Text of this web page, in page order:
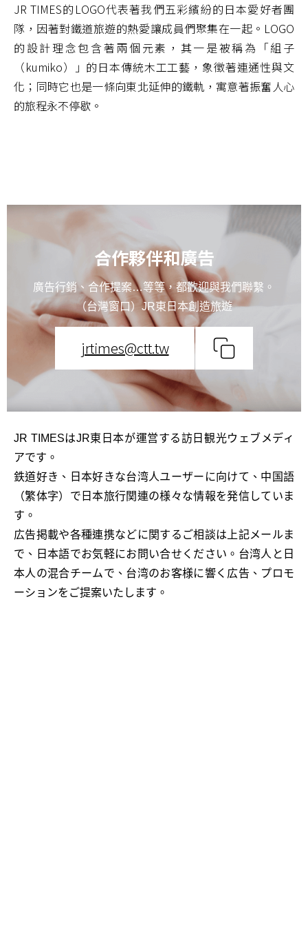
JR TIMES的LOGO代表著我們五彩繽紛的日本愛好者團
隊，因著對鐵道旅遊的熱愛讓成員們聚集在一起。LOGO
的設計理念包含著兩個元素，其一是被稱為「組子
（kumiko）」的日本傳統木工工藝，象徵著連通性與文
化；同時它也是一條向東北延伸的鐵軌，寓意著振奮人心
的旅程永不停歇。
合作夥伴和廣告
廣告行銷、合作提案…等等，都歡迎與我們聯繫。
（台灣窗口）JR東日本創造旅遊
jrtimes@ctt.tw
JR TIMESはJR東日本が運営する訪日観光ウェブメディ
アです。
鉄道好き、日本好きな台湾人ユーザーに向けて、中国語
（繁体字）で日本旅行関連の様々な情報を発信していま
す。
広告掲載や各種連携などに関するご相談は上記メールま
で、日本語でお気軽にお問い合せください。台湾人と日
本人の混合チームで、台湾のお客様に響く広告、プロモ
ーションをご提案いたします。